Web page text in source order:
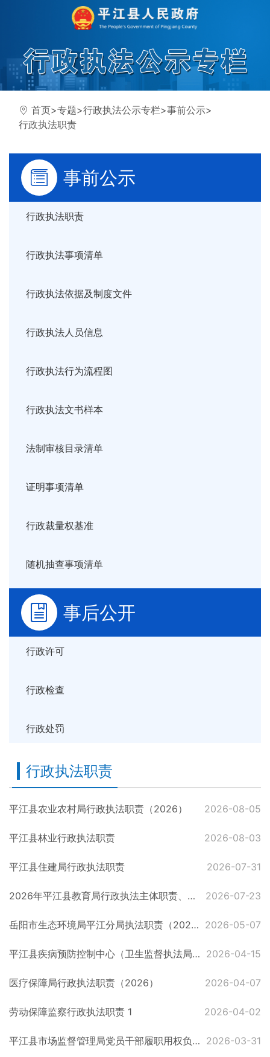
首页>专题>行政执法公示专栏>事前公示>
行政执法职责
事前公示
行政执法职责
行政执法事项清单
行政执法依据及制度文件
行政执法人员信息
行政执法行为流程图
行政执法文书样本
法制审核目录清单
证明事项清单
行政裁量权基准
随机抽查事项清单
事后公开
行政许可
行政检查
行政处罚
行政执法职责
平江县农业农村局行政执法职责（2026） 2026-08-05
平江县林业行政执法职责 2026-08-03
平江县住建局行政执法职责 2026-07-31
2026年平江县教育局行政执法主体职责、权限 2026-07-23
岳阳市生态环境局平江分局执法职责（2026） 2026-05-07
平江县疾病预防控制中心（卫生监督执法局）执法职责（2026） 2026-04-15
医疗保障局行政执法职责（2026） 2026-04-07
劳动保障监察行政执法职责 1 2026-04-02
平江县市场监督管理局党员干部履职用权负面清单 2026-03-31